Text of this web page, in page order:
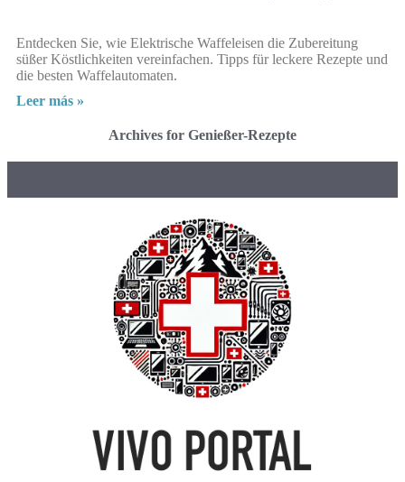
Entdecken Sie, wie Elektrische Waffeleisen die Zubereitung
süßer Köstlichkeiten vereinfachen. Tipps für leckere Rezepte und
die besten Waffelautomaten.
Leer más »
Archives for Genießer-Rezepte